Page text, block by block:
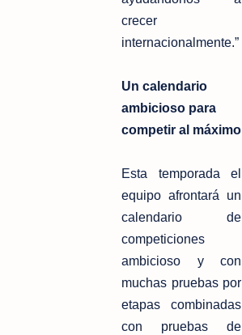
crecer
internacionalmente.”
Un calendario
ambicioso para
competir al máximo
Esta temporada el
equipo afrontará un
calendario de
competiciones
ambicioso y con
muchas pruebas por
etapas combinadas
con pruebas de